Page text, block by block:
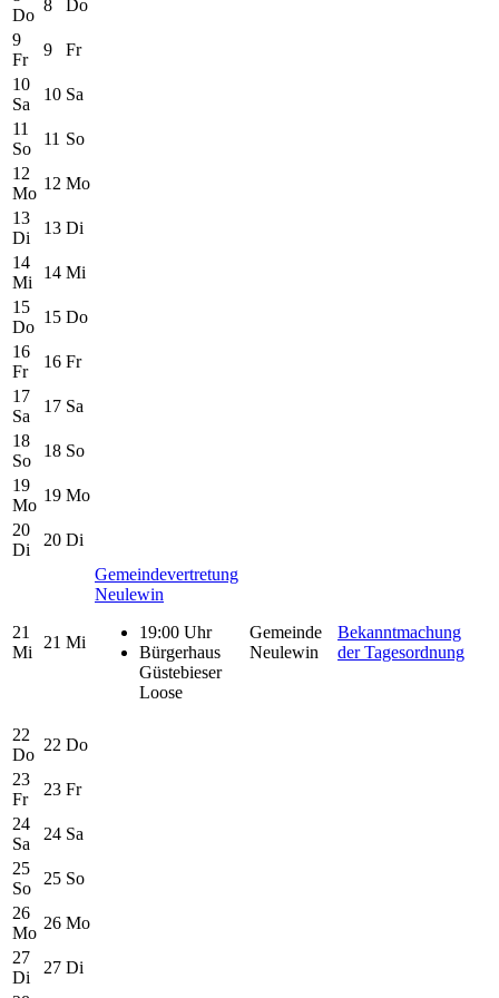
Do
8
Do
9
Fr
9
Fr
10
Sa
10 Sa
11
So
11 So
12
Mo
12 Mo
13
Di
13 Di
14
Mi
14 Mi
15
Do
15 Do
16
Fr
16 Fr
17
Sa
17 Sa
18
So
18 So
19
Mo
19 Mo
20
Di
20 Di
21
Mi
21 Mi
Gemeindevertretung
Neulewin
19:00 Uhr
Bürgerhaus
Güstebieser
Loose
Gemeinde
Neulewin
Bekanntmachung
der Tagesordnung
22
Do
22 Do
23
Fr
23 Fr
24
Sa
24 Sa
25
So
25 So
26
Mo
26 Mo
27
Di
27 Di